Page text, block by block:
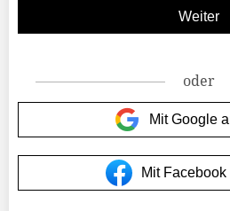
oder
Mit Google
Mit